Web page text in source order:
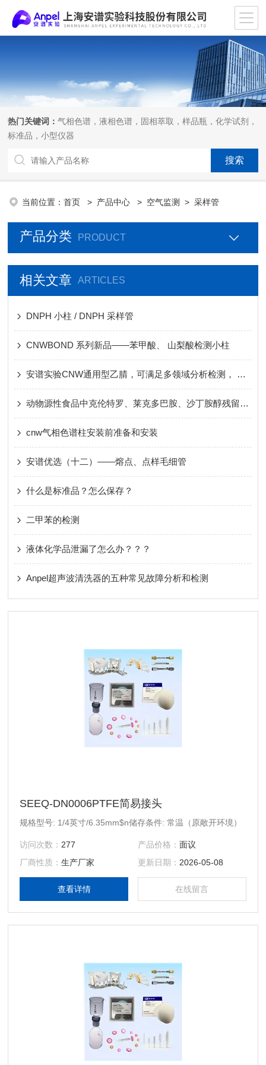
热门关键词：气相色谱，液相色谱，固相萃取，样品瓶，化学试剂，
标准品，小型仪器
当前位置：首页 > 产品中心 > 空气监测 >采样管
产品分类 PRODUCT
相关文章 ARTICLES
DNPH 小柱 / DNPH 采样管
CNWBOND 系列新品——苯甲酸、 山梨酸检测小柱
安谱实验CNW通用型乙腈，可满足多领域分析检测， 一瓶多用，创造更多价值
动物源性食品中克伦特罗、莱克多巴胺、沙丁胺醇残留量的测定
cnw气相色谱柱安装前准备和安装
安谱优选（十二）——熔点、点样毛细管
什么是标准品？怎么保存？
二甲苯的检测
液体化学品泄漏了怎么办？？？
Anpel超声波清洗器的五种常见故障分析和检测
SEEQ-DN0006PTFE简易接头
规格型号: 1/4英寸/6.35mm$n储存条件: 常温（原敞开环境）
访问次数： 277 产品价格： 面议
厂商性质：生产厂家 更新日期： 2026-05-08
查看详情 在线留言